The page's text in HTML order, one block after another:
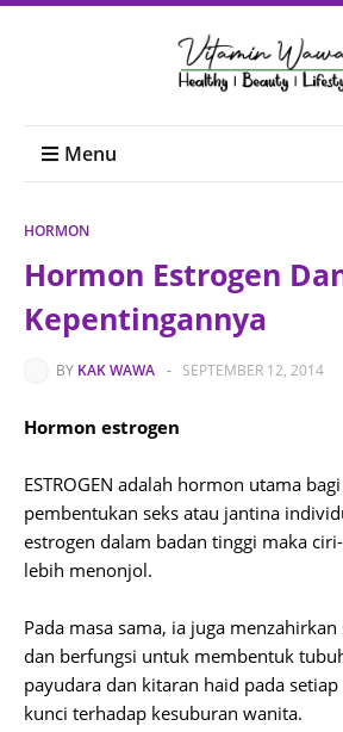
Menu
HORMON
Hormon Estrogen
Kepentingannya
BY KAK WAWA - SEPTEMBER 12, 2014
Hormon estrogen
ESTROGEN adalah hormon utama
pembentukan seks atau jantina
estrogen dalam badan tinggi maka
lebih menonjol.
Pada masa sama, ia juga
dan berfungsi untuk membentuk
payudara dan kitaran haid pada
kunci terhadap kesuburan wanita.